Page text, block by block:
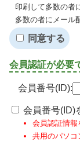
印刷して多数の者
多数の者にメール
同意する
会員認証が必要
会員番号(ID):
会員番号(ID)
会員認証情
共用のパソコ